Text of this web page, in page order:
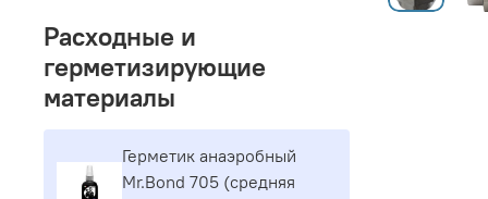
Расходные и
герметизирующие
материалы
Герметик aнaэpoбный
Mr.Bond 705 (средняя